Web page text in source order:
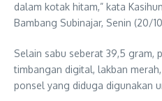
dalam kotak hitam,” kata
Bambang Subinajar, Senin (20/
Selain sabu seberat 39,5 gram,
timbangan digital, lakban
ponsel yang diduga digunakan